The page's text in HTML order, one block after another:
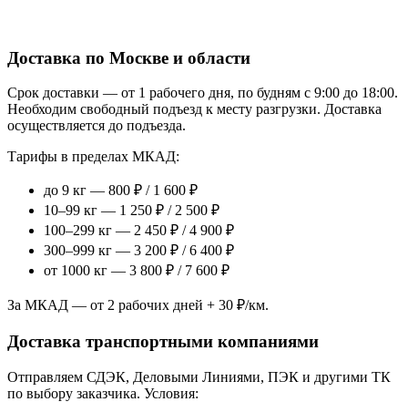
Доставка по Москве и области
Срок доставки — от 1 рабочего дня, по будням с 9:00 до 18:00.
Необходим свободный подъезд к месту разгрузки. Доставка
осуществляется до подъезда.
Тарифы в пределах МКАД:
до 9 кг — 800 ₽ / 1 600 ₽
10–99 кг — 1 250 ₽ / 2 500 ₽
100–299 кг — 2 450 ₽ / 4 900 ₽
300–999 кг — 3 200 ₽ / 6 400 ₽
от 1000 кг — 3 800 ₽ / 7 600 ₽
За МКАД — от 2 рабочих дней + 30 ₽/км.
Доставка транспортными компаниями
Отправляем СДЭК, Деловыми Линиями, ПЭК и другими ТК
по выбору заказчика. Условия: